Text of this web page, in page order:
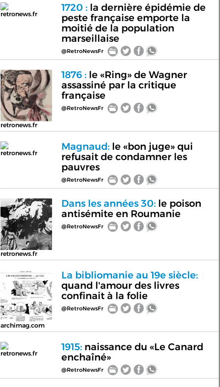
retronews.fr
1720 :la dernière épidémie de
peste française emporte la
moitié de la population
marseillaise
@RetroNewsFr
retronews.fr
1876 :le «Ring» de Wagner
assassiné par la critique
française
@RetroNewsFr
retronews.fr
Magnaud:le «bon juge» qui
refusait de condamner les
pauvres
@RetroNewsFr
retronews.fr
Dans les années 30:le poison
antisémite en Roumanie
@RetroNewsFr
archimag.com
La bibliomanie au 19e siècle:
quand l'amour des livres
confinait à la folie
@RetroNewsFr
retronews.fr
1915:naissance du «Le Canard
enchaîné»
@RetroNewsFr